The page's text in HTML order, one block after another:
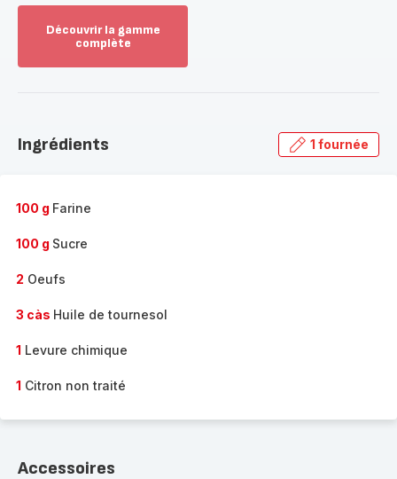
Découvrir la gamme
complète
gamme
Ingrédients 1 fournée
100 g Farine
100 g Sucre
2 Oeufs
3 càs Huile de tournesol
1 Levure chimique
1 Citron non traité
Accessoires